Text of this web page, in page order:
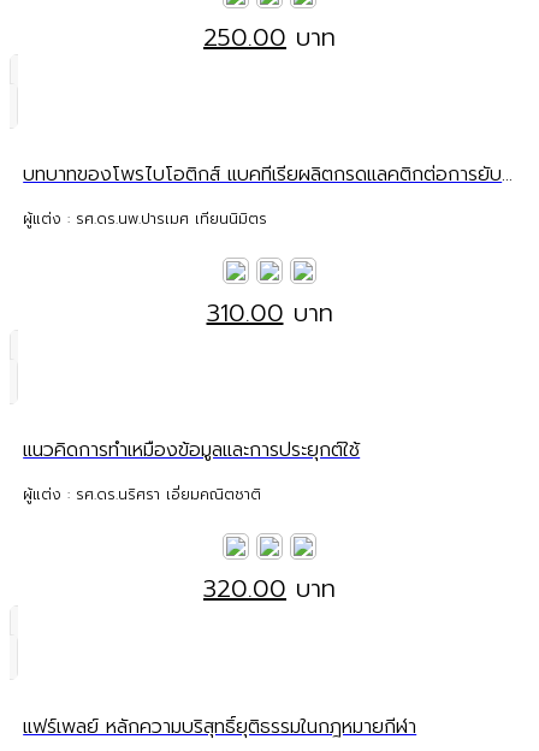
250.00 บาท
บทบาทของโพรไบโอติกส์ แบคทีเรียผลิตกรดแลคติกต่อการยับยั้งเชื้อก่อโรคในระบบทางเดินอาหารและทางเดินปัสสาวะ
ผู้แต่ง : รศ.ดร.นพ.ปารเมศ เทียนนิมิตร
310.00 บาท
แนวคิดการทำเหมืองข้อมูลและการประยุกต์ใช้
ผู้แต่ง : รศ.ดร.นริศรา เอี่ยมคณิตชาติ
320.00 บาท
แฟร์เพลย์ หลักความบริสุทธิ์ยุติธรรมในกฎหมายกีฬา